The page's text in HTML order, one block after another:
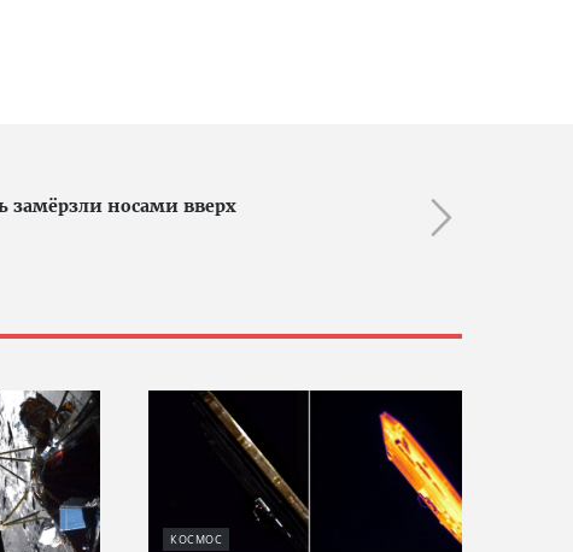
замёрзли носами вверх
КОСМОС